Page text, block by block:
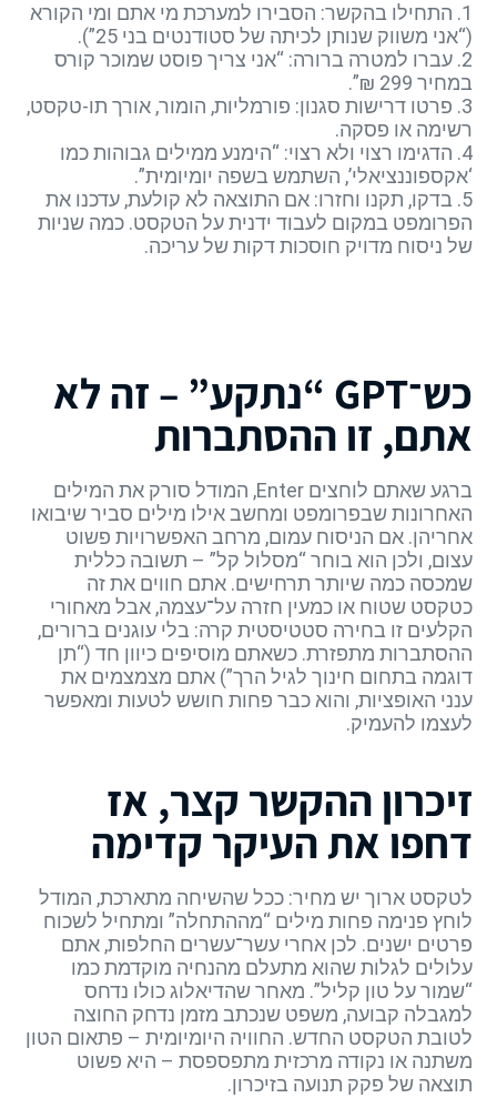
1. התחילו בהקשר: הסבירו למערכת מי אתם ומי הקורא
(“אני משווק שנותן לכיתה של סטודנטים בני 25”).
2. עברו למטרה ברורה: “אני צריך פוסט שמוכר קורס
במחיר 299 ₪”.
3. פרטו דרישות סגנון: פורמליות, הומור, אורך תו-טקסט,
רשימה או פסקה.
4. הדגימו רצוי ולא רצוי: “הימנע ממילים גבוהות כמו
‘אקספוננציאלי’, השתמש בשפה יומיומית”.
5. בדקו, תקנו וחזרו: אם התוצאה לא קולעת, עדכנו את
הפרומפט במקום לעבוד ידנית על הטקסט. כמה שניות
של ניסוח מדויק חוסכות דקות של עריכה.
כש־GPT “נתקע” – זה לא
אתם, זו ההסתברות
ברגע שאתם לוחצים Enter, המודל סורק את המילים
האחרונות שבפרומפט ומחשב אילו מילים סביר שיבואו
אחריהן. אם הניסוח עמום, מרחב האפשרויות פשוט
עצום, ולכן הוא בוחר “מסלול קל” – תשובה כללית
שמכסה כמה שיותר תרחישים. אתם חווים את זה
כטקסט שטוח או כמעין חזרה על־עצמה, אבל מאחורי
הקלעים זו בחירה סטטיסטית קרה: בלי עוגנים ברורים,
ההסתברות מתפזרת. כשאתם מוסיפים כיוון חד (“תן
דוגמה בתחום חינוך לגיל הרך”) אתם מצמצמים את
ענני האופציות, והוא כבר פחות חושש לטעות ומאפשר
לעצמו להעמיק.
זיכרון ההקשר קצר, אז
דחפו את העיקר קדימה
לטקסט ארוך יש מחיר: ככל שהשיחה מתארכת, המודל
לוחץ פנימה פחות מילים “מההתחלה” ומתחיל לשכוח
פרטים ישנים. לכן אחרי עשר־עשרים החלפות, אתם
עלולים לגלות שהוא מתעלם מהנחיה מוקדמת כמו
“שמור על טון קליל”. מאחר שהדיאלוג כולו נדחס
למגבלה קבועה, משפט שנכתב מזמן נדחק החוצה
לטובת הטקסט החדש. החוויה היומיומית – פתאום הטון
משתנה או נקודה מרכזית מתפספסת – היא פשוט
תוצאה של פקק תנועה בזיכרון.